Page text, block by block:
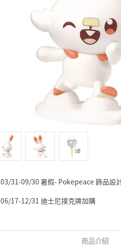
03/31-09/30 暑假- Pokepeace 飾品設
06/17-12/31 迪士尼撲克牌加購
商品介紹